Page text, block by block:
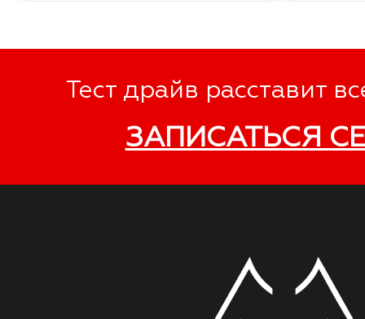
Тест драйв расставит
ЗАПИСАТЬСЯ